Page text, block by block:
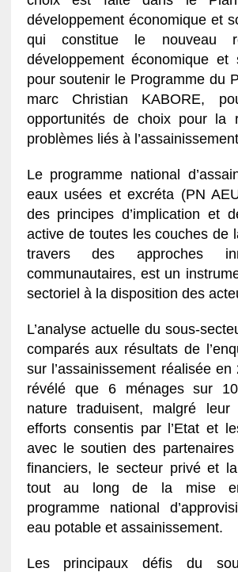
développement économique et
qui constitue le nouveau
développement économique et
pour soutenir le Programme du
marc Christian KABORE,
opportunités de choix pour la
problèmes liés à
Le programme national
eaux usées et excréta (PN
des principes d’implication et
active de toutes les couches de
travers des approches
communautaires, est un
sectoriel à la disposition des
L’analyse actuelle du sous-
comparés aux résultats de
sur l’assainissement réalisée
révélé que 6 ménages sur
nature traduisent, malgré leur
efforts consentis par l’Etat et
avec le soutien des
financiers, le secteur privé et
tout au long de la mise
programme national
eau potable et assainissement.
Les principaux défis du